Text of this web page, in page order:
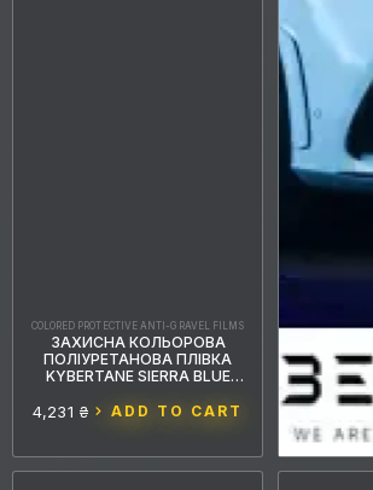
COLORED PROTECTIVE ANTI-GRAVEL FILMS
ЗАХИСНА КОЛЬОРОВА
ПОЛІУРЕТАНОВА ПЛІВКА
KYBERTANE SIERRA BLUE
4,231 ₴ ADD TO CART